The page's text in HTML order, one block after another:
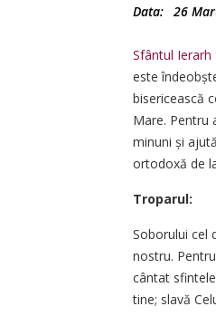
Data: 26
Sfântul Ierarh
este
bisericească
Mare. Pentru
minuni și
ortodoxă de
Troparul:
Soborului cel
nostru.
cântat
tine; slavă